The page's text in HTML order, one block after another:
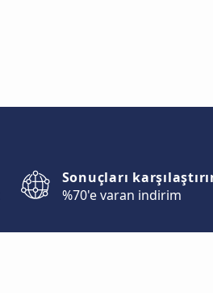
Sonuçları
%70'e varan indirim